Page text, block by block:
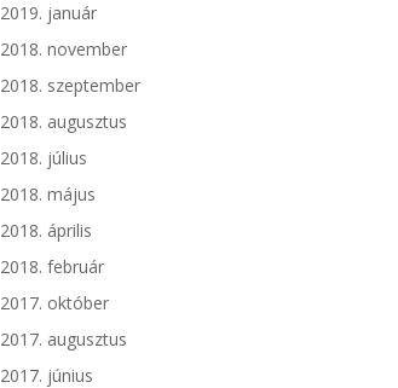
2019. január
2018. november
2018. szeptember
2018. augusztus
2018. július
2018. május
2018. április
2018. február
2017. október
2017. augusztus
2017. június